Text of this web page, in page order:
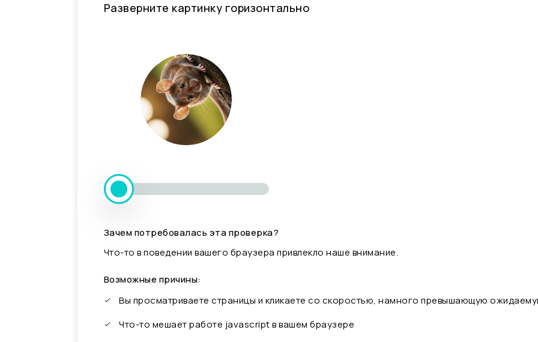
Разверните картинку горизонтально
Зачем потребовалась эта проверка?
Что-то в поведении вашего браузера привлекло наше внимание.
Возможные причины:
Вы просматриваете страницы и кликаете со скоростью, намного превышающую
Что-то мешает работе javascript в вашем браузере